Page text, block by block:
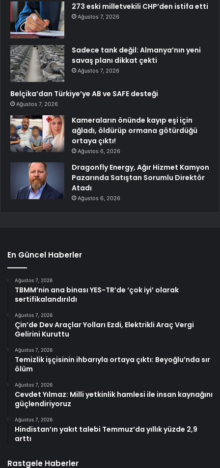
273 eski milletvekili CHP’den istifa etti
Ağustos 7, 2026
Sadece tank değil: Almanya’nın yeni
savaş planı dikkat çekti
Ağustos 7, 2026
Belçika’dan Türkiye’ye AB ve SAFE desteği
Ağustos 7, 2026
Kameraların önünde kayıp eşi için
ağladı, öldürüp ormana götürdüğü
ortaya çıktı!
Ağustos 6, 2026
Dragonfly Energy, Ağır Hizmet Kamyon
Pazarında Satıştan Sorumlu Direktör
Atadı
Ağustos 6, 2026
En Güncel Haberler
Ağustos 7, 2026
TBMM’nin ana binası YES-TR’de ‘çok iyi’ olarak
sertifikalandırıldı
Ağustos 7, 2026
Çin’de Dev Araçlar Yolları Ezdi, Elektrikli Araç Vergi
Gelirini Kuruttu
Ağustos 7, 2026
Temizlik işçisinin ihbarıyla ortaya çıktı: Beyoğlu’nda sır
ölüm
Ağustos 7, 2026
Cevdet Yılmaz: Milli yetkinlik hamlesi ile insan kaynağını
güçlendiriyoruz
Ağustos 7, 2026
Hindistan’ın yakıt talebi Temmuz’da yıllık yüzde 2,9
arttı
Rastgele Haberler